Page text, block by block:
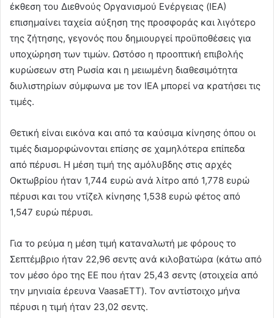
έκθεση του Διεθνούς Οργανισμού Ενέργειας (ΙΕΑ)
επισημαίνει ταχεία αύξηση της προσφοράς και λιγότερο
της ζήτησης, γεγονός που δημιουργεί προϋποθέσεις για
υποχώρηση των τιμών. Ωστόσο η προοπτική επιβολής
κυρώσεων στη Ρωσία και η μειωμένη διαθεσιμότητα
διυλιστηρίων σύμφωνα με τον ΙΕΑ μπορεί να κρατήσει τις
τιμές.
Θετική είναι εικόνα και από τα καύσιμα κίνησης όπου οι
τιμές διαμορφώνονται επίσης σε χαμηλότερα επίπεδα
από πέρυσι. Η μέση τιμή της αμόλυβδης στις αρχές
Οκτωβρίου ήταν 1,744 ευρώ ανά λίτρο από 1,778 ευρώ
πέρυσι και του ντίζελ κίνησης 1,538 ευρώ φέτος από
1,547 ευρώ πέρυσι.
Για το ρεύμα η μέση τιμή καταναλωτή με φόρους το
Σεπτέμβριο ήταν 22,96 σεντς ανά κιλοβατώρα (κάτω από
τον μέσο όρο της ΕΕ που ήταν 25,43 σεντς (στοιχεία από
την μηνιαία έρευνα VaasaETT). Τον αντίστοιχο μήνα
πέρυσι η τιμή ήταν 23,02 σεντς.